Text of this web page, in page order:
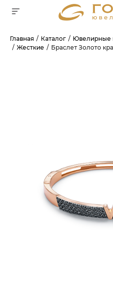
Главная Каталог Ювелирные
Жесткие
Браслет Золото
Для клиентов всех банков